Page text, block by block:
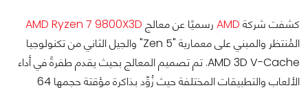
كشفت شركة AMD رسميًا عن معالج AMD Ryzen 7 9800X3D
المُنتظر والمبني على معمارية "Zen 5" والجيل الثاني من تكنولوجيا
AMD 3D V-Cache. تم تصميم المعالج بحيث يقدم طفرةً في أداء
الألعاب والتطبيقات المختلفة حيث زُوِّد بذاكرة مؤقتة حجمها 64